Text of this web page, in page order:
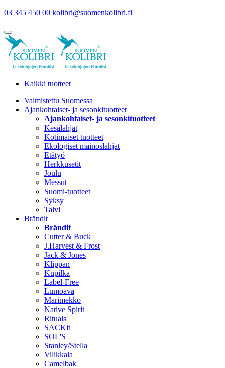
03 345 450 00 kolibri@suomenkolibri.fi
Kaikki tuotteet
Valmistettu Suomessa
Ajankohtaiset- ja sesonkituotteet
Ajankohtaiset- ja sesonkituotteet
Kesälahjat
Kotimaiset tuotteet
Ekologiset mainoslahjat
Etätyö
Herkkusetit
Joulu
Messut
Suomi-tuotteet
Syksy
Talvi
Brändit
Brändit
Cutter & Buck
J.Harvest & Frost
Jack & Jones
Klippan
Kupilka
Label-Free
Lumoava
Marimekko
Native Spirit
Rituals
SACKit
SOL'S
Stanley/Stella
Vilikkala
Camelbak